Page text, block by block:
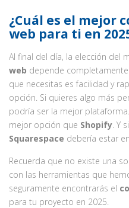
¿Cuál es el mejor
web para ti en
Al final del día, la elección del
web depende
que necesitas es facilidad y
opción. Si quieres algo más
podría ser la mejor
mejor opción que Shopify. Y
Squarespace debería estar
Recuerda que no existe una
con las herramientas que
seguramente encontrarás el
para tu proyecto en 2025.